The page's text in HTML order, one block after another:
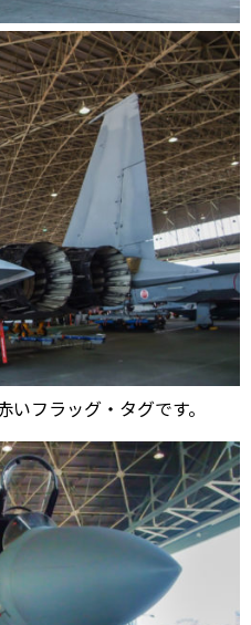
フラッグ・タグです。